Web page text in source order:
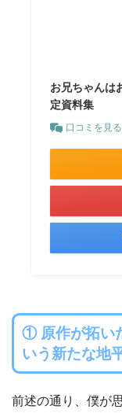
お兄ちゃんは
定資料集
口コミを見る
① 原作が拓い
いう新たな地
前述の通り、僕が